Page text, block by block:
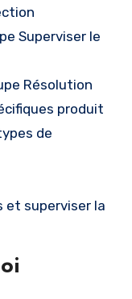
Superviser le
Résolution
produit
de
et superviser la